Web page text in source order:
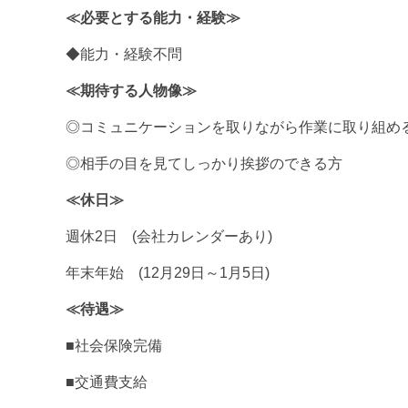
≪必要とする能力・経験≫
◆能力・経験不問
≪期待する人物像≫
◎コミュニケーションを取りながら作業に取り組め
◎相手の目を見てしっかり挨拶のできる方
≪休日≫
週休2日 (会社カレンダーあり)
年末年始 (12月29日～1月5日)
≪待遇≫
■社会保険完備
■交通費支給